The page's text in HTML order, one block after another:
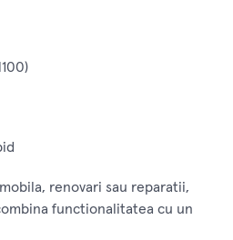
renovari sau reparatii,
functionalitatea cu un